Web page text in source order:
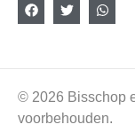
© 2026 Bisschop
voorbehouden.